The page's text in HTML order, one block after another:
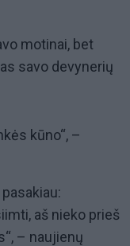
motinai, bet
savo devynerių
kūno“, –
aš nieko prieš
– naujienų